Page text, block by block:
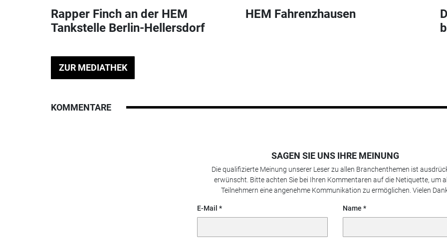
Rapper Finch an der HEM
Tankstelle Berlin-Hellersdorf
HEM Fahrenzhausen
ZUR MEDIATHEK
KOMMENTARE
SAGEN SIE UNS IHRE MEINUNG
Die qualifizierte Meinung unserer Leser zu allen Branchenthemen ist
erwünscht. Bitte achten Sie bei Ihren Kommentaren auf die Netiquette, um
Teilnehmern eine angenehme Kommunikation zu ermöglichen. Vielen
E-Mail Name